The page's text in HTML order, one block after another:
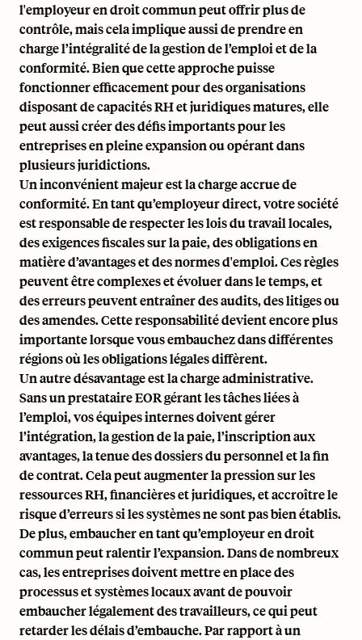
l'employeur en droit commun peut offrir plus de
contrôle, mais cela implique aussi de prendre en
charge l’intégralité de la gestion de l’emploi et de la
conformité. Bien que cette approche puisse
fonctionner efficacement pour des organisations
disposant de capacités RH et juridiques matures, elle
peut aussi créer des défis importants pour les
entreprises en pleine expansion ou opérant dans
plusieurs juridictions.
Un inconvénient majeur est la charge accrue de
conformité. En tant qu’employeur direct, votre société
est responsable de respecter les lois du travail locales,
des exigences fiscales sur la paie, des obligations en
matière d’avantages et des normes d'emploi. Ces règles
peuvent être complexes et évoluer dans le temps, et
des erreurs peuvent entraîner des audits, des litiges ou
des amendes. Cette responsabilité devient encore plus
importante lorsque vous embauchez dans différentes
régions où les obligations légales diffèrent.
Un autre désavantage est la charge administrative.
Sans un prestataire EOR gérant les tâches liées à
l’emploi, vos équipes internes doivent gérer
l’intégration, la gestion de la paie, l’inscription aux
avantages, la tenue des dossiers du personnel et la fin
de contrat. Cela peut augmenter la pression sur les
ressources RH, financières et juridiques, et accroître le
risque d’erreurs si les systèmes ne sont pas bien établis.
De plus, embaucher en tant qu’employeur en droit
commun peut ralentir l’expansion. Dans de nombreux
cas, les entreprises doivent mettre en place des
processus et systèmes locaux avant de pouvoir
embaucher légalement des travailleurs, ce qui peut
retarder les délais d’embauche. Par rapport à un